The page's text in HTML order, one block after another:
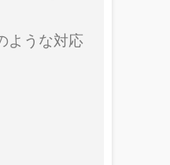
ような対応
施（